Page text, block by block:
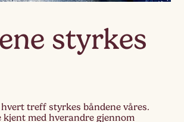
styrkes
treff styrkes båndene våres.
kjent med hverandre gjennom